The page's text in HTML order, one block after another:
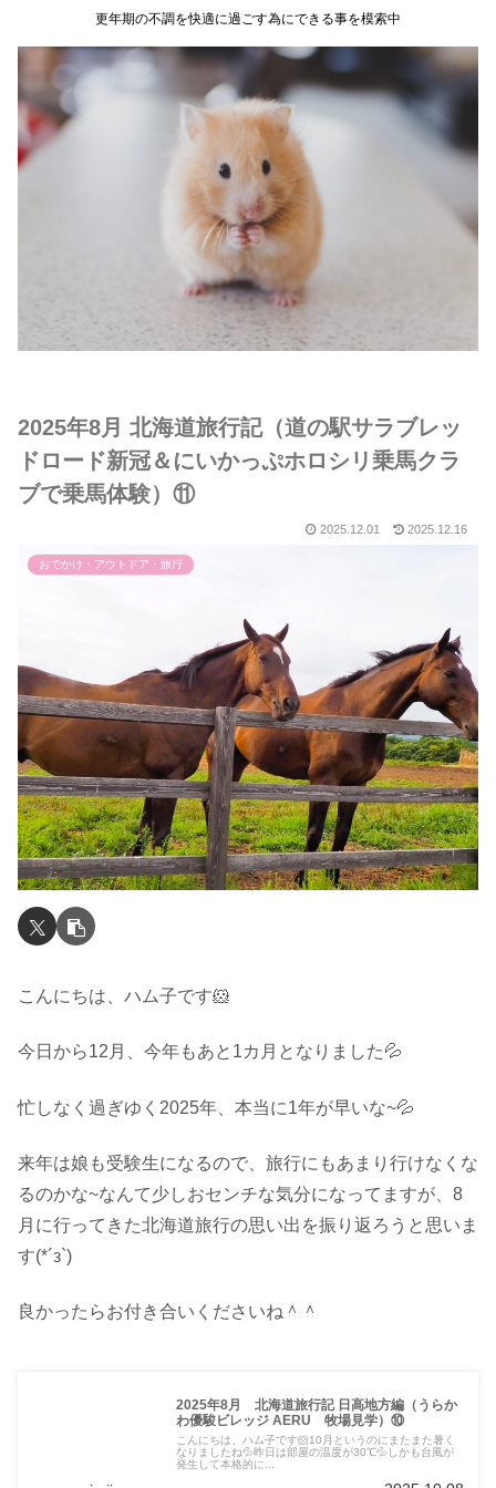
更年期の不調を快適に過ごす為にできる事を模索中
2025年8月 北海道旅行記（道の駅サラブレッ
ドロード新冠＆にいかっぷホロシリ乗馬クラ
ブで乗馬体験）⑪
2025.12.01 2025.12.16
おでかけ・アウトドア・旅行
こんにちは、ハム子です🐹
今日から12月、今年もあと1カ月となりました💦
忙しなく過ぎゆく2025年、本当に1年が早いな~💦
来年は娘も受験生になるので、旅行にもあまり行けなくな
るのかな~なんて少しおセンチな気分になってますが、8
月に行ってきた北海道旅行の思い出を振り返ろうと思いま
す(*´з`)
良かったらお付き合いくださいね＾＾
2025年8月 北海道旅行記 日高地方編（うらか
わ優駿ビレッジ AERU 牧場見学）⑩
こんにちは、ハム子です🐹10月というのにまたまた暑く
なりましたね💦昨日は部屋の温度が30℃💦しかも台風が
発生して本格的に...